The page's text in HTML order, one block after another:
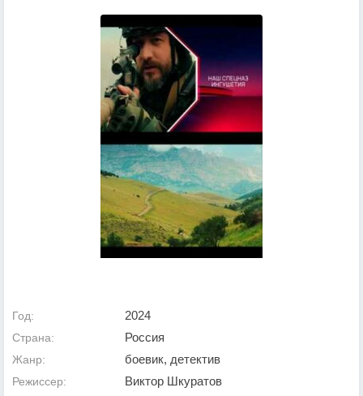
Год: 2024
Страна: Россия
Жанр: боевик, детектив
Режиссер: Виктор Шкуратов